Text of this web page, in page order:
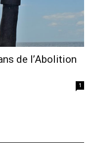
de l’Abolition
1